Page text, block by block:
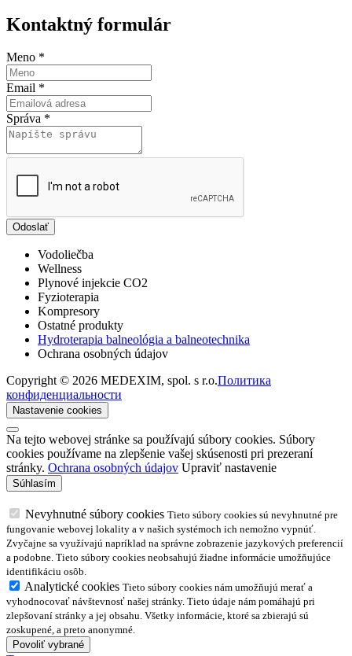
Kontaktný formulár
Meno *
Email *
Správa *
Odoslať
Vodoliečba
Wellness
Plynové injekcie CO2
Fyzioterapia
Kompresory
Ostatné produkty
Hydroterapia balneológia a balneotechnika
Ochrana osobných údajov
Copyright © 2026 MEDEXIM, spol. s r.o.Политика
конфиденциальности
Nastavenie cookies
Na tejto webovej stránke sa používajú súbory cookies. Súbory
cookies používame na zlepšenie vašej skúsenosti pri prezeraní
stránky. Ochrana osobných údajov Upraviť nastavenie
Nevyhnutné súbory cookies Tieto súbory cookies sú nevyhnutné pre
fungovanie webovej lokality a v našich systémoch ich nemožno vypnúť.
Zvyčajne sa využívajú napríklad na správne zobrazenie jazykových preferencií
a podobne. Tieto súbory cookies neobsahujú žiadne informácie umožňujúce
identifikáciu osôb.
Analytické cookies Tieto súbory cookies nám umožňujú merať a
vyhodnocovať návštevnosť našej stránky. Tieto údaje nám pomáhajú pri
zlepšovaní stránky a jej obsahu. Všetky informácie, ktoré sa zbierajú sú
zoskupené, a preto anonymné.